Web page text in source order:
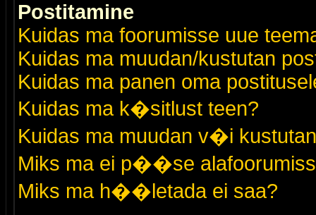
Postitamine
Kuidas ma foorumisse uue
Kuidas ma muudan/kustutan
Kuidas ma panen oma
Kuidas ma k�sitlust teen?
Kuidas ma muudan v�i
Miks ma ei p��se
Miks ma h��letada ei saa?